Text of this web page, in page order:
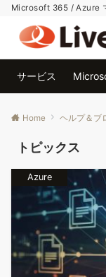
Microsoft 365 /
サービス
Home ヘルプ＆ブ
トピックス
Azure